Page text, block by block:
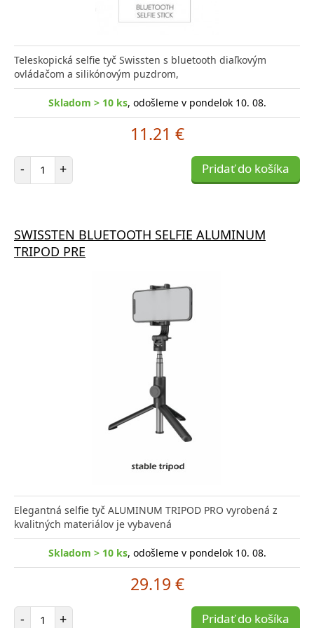
Teleskopická selfie tyč Swissten s bluetooth diaľkovým
ovládačom a silikónovým puzdrom,
Skladom > 10 ks, odošleme v pondelok 10. 08.
11.21 €
- Počet položiek
+ Pridať do košíka
SWISSTEN BLUETOOTH SELFIE ALUMINUM
TRIPOD PRE
Elegantná selfie tyč ALUMINUM TRIPOD PRO vyrobená z
kvalitných materiálov je vybavená
Skladom > 10 ks, odošleme v pondelok 10. 08.
29.19 €
- Počet položiek
+ Pridať do košíka